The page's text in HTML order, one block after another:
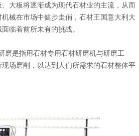
大板将逐渐成为现代石材业的主流，从而
械在市场中健步走俏，石材王国意大利大
临着前所未有的挑战。
是指用石材专用石材研磨机与研磨工
场磨削，以达到人们所需求的石材整体平